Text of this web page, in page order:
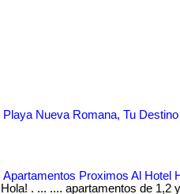
Playa Nueva Romana, Tu
Apartamentos Proximos Al Hotel
Hola! . ... .... apartamentos de 1,2